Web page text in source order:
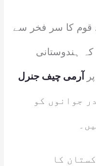
قوم کا سر فخر سے
کہ ہندوستانی
آرمی چیف جنرل
جوانوں کو
کا